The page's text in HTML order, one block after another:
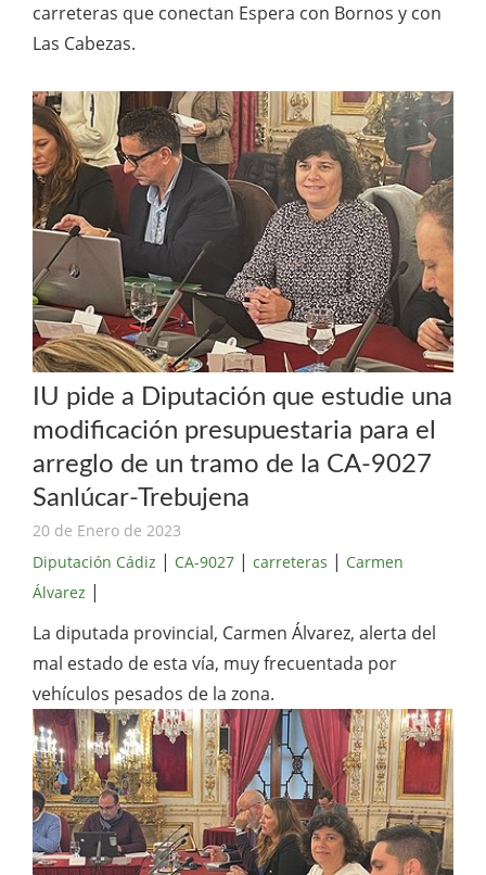
carreteras que conectan Espera con Bornos y con
Las Cabezas.
IU pide a Diputación que estudie una
modificación presupuestaria para el
arreglo de un tramo de la CA-9027
Sanlúcar-Trebujena
20 de Enero de 2023
Diputación Cádiz | CA-9027 | carreteras | Carmen
Álvarez |
La diputada provincial, Carmen Álvarez, alerta del
mal estado de esta vía, muy frecuentada por
vehículos pesados de la zona.